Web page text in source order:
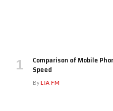
Comparison of Mobile
Speed
ByLIA FM